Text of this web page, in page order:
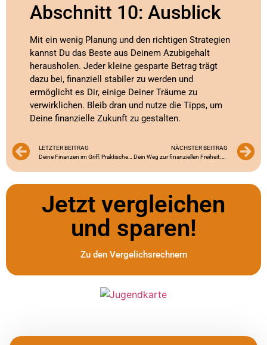
Abschnitt 10: Ausblick
Mit ein wenig Planung und den richtigen Strategien
kannst Du das Beste aus Deinem Azubigehalt
herausholen. Jeder kleine gesparte Betrag trägt
dazu bei, finanziell stabiler zu werden und
ermöglicht es Dir, einige Deiner Träume zu
verwirklichen. Bleib dran und nutze die Tipps, um
Deine finanzielle Zukunft zu gestalten.
LETZTER BEITRAG
Deine Finanzen im Griff: Praktische Spartipps für Azubis
NÄCHSTER BEITRAG
Dein Weg zur finanziellen Freiheit: Budgetplanung leicht gemacht
Jetzt vergleichen
und sparen!
Zu den Vergelichsrechnern